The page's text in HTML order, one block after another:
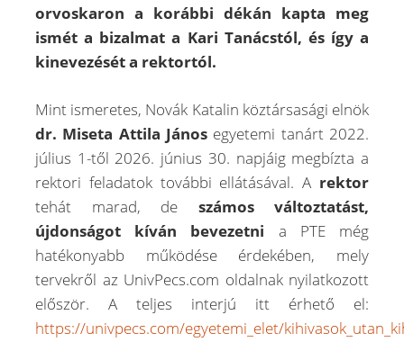
orvoskaron a korábbi dékán kapta meg
ismét a bizalmat a Kari Tanácstól, és így a
kinevezését a rektortól.
Mint ismeretes, Novák Katalin köztársasági elnök
dr. Miseta Attila János egyetemi tanárt 2022.
július 1-től 2026. június 30. napjáig megbízta a
rektori feladatok további ellátásával. A rektor
tehát marad, de számos változtatást,
újdonságot kíván bevezetni a PTE még
hatékonyabb működése érdekében, mely
tervekről az UnivPecs.com oldalnak nyilatkozott
először. A teljes interjú itt érhető el:
https://univpecs.com/egyetemi_elet/